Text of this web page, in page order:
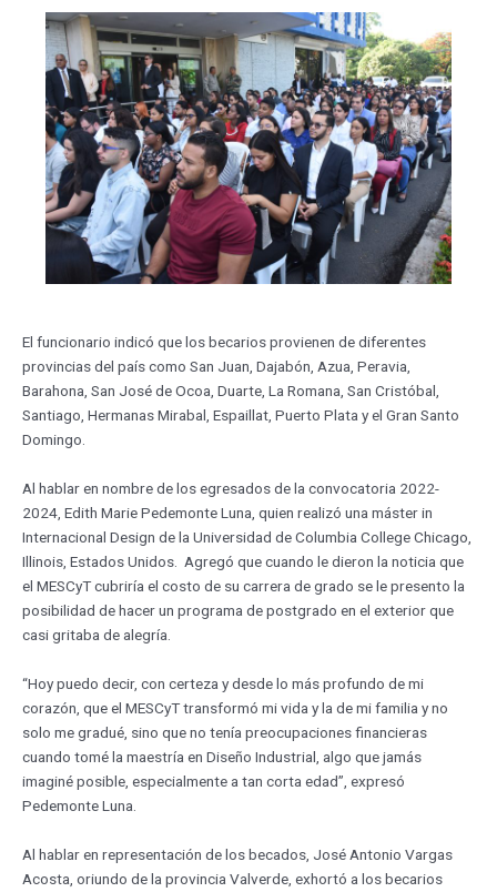
El funcionario indicó que los becarios provienen de diferentes
provincias del país como San Juan, Dajabón, Azua, Peravia,
Barahona, San José de Ocoa, Duarte, La Romana, San Cristóbal,
Santiago, Hermanas Mirabal, Espaillat, Puerto Plata y el Gran Santo
Domingo.
Al hablar en nombre de los egresados de la convocatoria 2022-
2024, Edith Marie Pedemonte Luna, quien realizó una máster in
Internacional Design de la Universidad de Columbia College Chicago,
Illinois, Estados Unidos. Agregó que cuando le dieron la noticia que
el MESCyT cubriría el costo de su carrera de grado se le presento la
posibilidad de hacer un programa de postgrado en el exterior que
casi gritaba de alegría.
“Hoy puedo decir, con certeza y desde lo más profundo de mi
corazón, que el MESCyT transformó mi vida y la de mi familia y no
solo me gradué, sino que no tenía preocupaciones financieras
cuando tomé la maestría en Diseño Industrial, algo que jamás
imaginé posible, especialmente a tan corta edad”, expresó
Pedemonte Luna.
Al hablar en representación de los becados, José Antonio Vargas
Acosta, oriundo de la provincia Valverde, exhortó a los becarios